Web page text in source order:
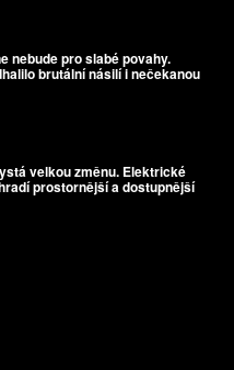
nebude pro slabé povahy.
brutální násilí i nečekanou
velkou změnu. Elektrické
prostornější a dostupnější